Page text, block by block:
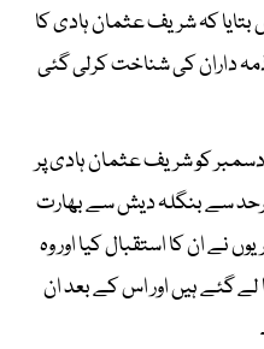
بتایا کہ شریف عثمان ہادی کا
داران کی شناخت کرلی گئی
انہوں نے کہا کہ مبینہ حملہ آور 12 دسمبر کو شریف عثمان ہادی پر
سے بنگلہ دیش سے بھارت
نے ان کا استقبال کیا اور وہ
گئے ہیں اور اس کے بعد ان